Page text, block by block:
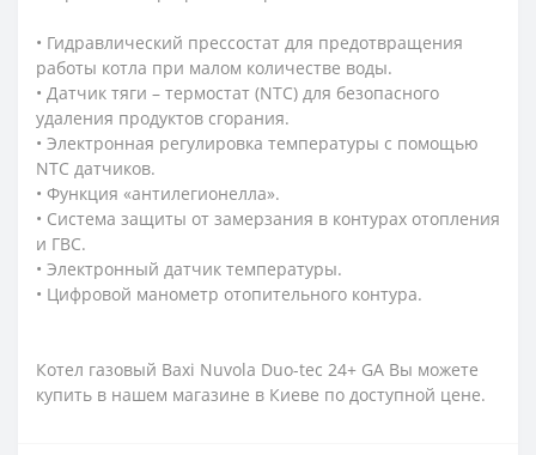
• Гидравлический прессостат для предотвращения
работы котла при малом количестве воды.
• Датчик тяги – термостат (NTC) для безопасного
удаления продуктов сгорания.
• Электронная регулировка температуры с помощью
NTC датчиков.
• Функция «антилегионелла».
• Система защиты от замерзания в контурах отопления
и ГВС.
• Электронный датчик температуры.
• Цифровой манометр отопительного контура.
Котел газовый Baxi Nuvola Duo-tec 24+ GA Вы можете
купить в нашем магазине в Киеве по доступной цене.